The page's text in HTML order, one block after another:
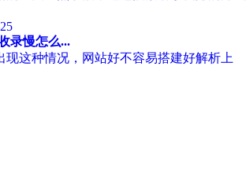
录慢怎么...
现这种情况，网站好不容易搭建好解析上